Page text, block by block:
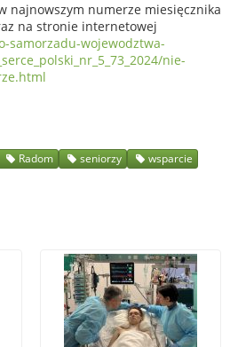
najnowszym numerze miesięcznika
na stronie internetowej
samorzadu-wojewodztwa-
nie-
Radom seniorzy wsparcie